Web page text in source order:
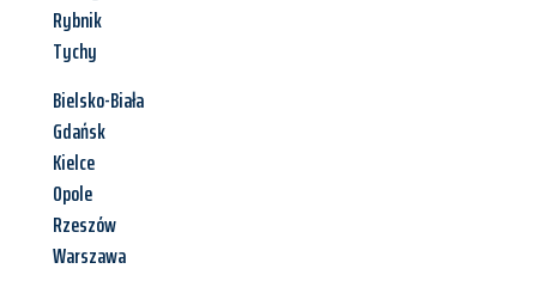
Rybnik
Tychy
Bielsko-Biała
Gdańsk
Kielce
Opole
Rzeszów
Warszawa